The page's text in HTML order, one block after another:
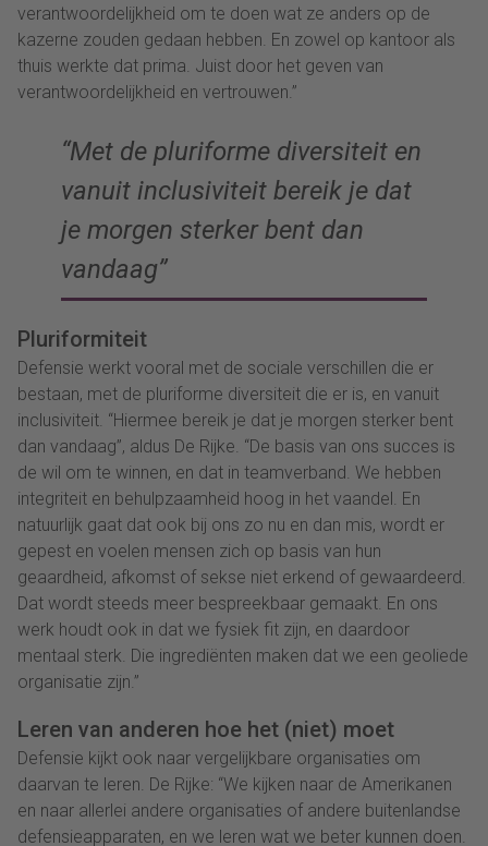
verantwoordelijkheid om te doen wat ze anders op de
kazerne zouden gedaan hebben. En zowel op kantoor als
thuis werkte dat prima. Juist door het geven van
verantwoordelijkheid en vertrouwen.”
“Met de pluriforme diversiteit en
vanuit inclusiviteit bereik je dat
je morgen sterker bent dan
vandaag”
Pluriformiteit
Defensie werkt vooral met de sociale verschillen die er
bestaan, met de pluriforme diversiteit die er is, en vanuit
inclusiviteit. “Hiermee bereik je dat je morgen sterker bent
dan vandaag”, aldus De Rijke. “De basis van ons succes is
de wil om te winnen, en dat in teamverband. We hebben
integriteit en behulpzaamheid hoog in het vaandel. En
natuurlijk gaat dat ook bij ons zo nu en dan mis, wordt er
gepest en voelen mensen zich op basis van hun
geaardheid, afkomst of sekse niet erkend of gewaardeerd.
Dat wordt steeds meer bespreekbaar gemaakt. En ons
werk houdt ook in dat we fysiek fit zijn, en daardoor
mentaal sterk. Die ingrediënten maken dat we een geoliede
organisatie zijn.”
Leren van anderen hoe het (niet) moet
Defensie kijkt ook naar vergelijkbare organisaties om
daarvan te leren. De Rijke: “We kijken naar de Amerikanen
en naar allerlei andere organisaties of andere buitenlandse
defensieapparaten, en we leren wat we beter kunnen doen.